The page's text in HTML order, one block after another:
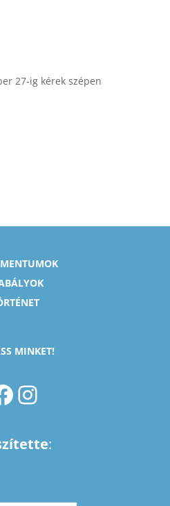
27-ig kérek szépen
MINKET!
INSTAGRAM
: